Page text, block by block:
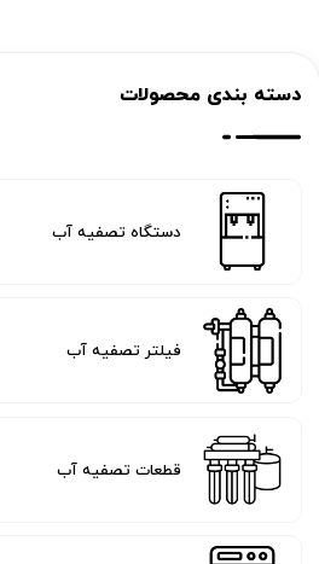
دسته بندی محصولات
دستگاه تصفیه آب
فیلتر تصفیه آب
قطعات تصفیه آب